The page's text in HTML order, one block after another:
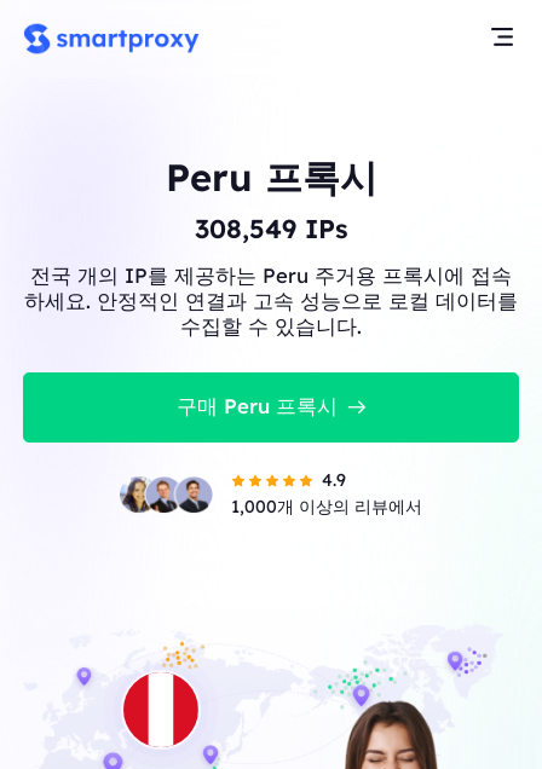
Peru 프록시
308,549IPs
전국 개의 IP를 제공하는 Peru 주거용 프록시에 접속
하세요. 안정적인 연결과 고속 성능으로 로컬 데이터를
수집할 수 있습니다.
구매 Peru 프록시
4.9
1,000개 이상의 리뷰에서